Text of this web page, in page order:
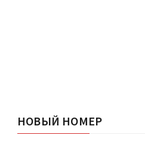
НОВЫЙ НОМЕР